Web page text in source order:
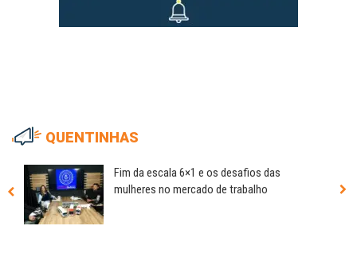
QUENTINHAS
Fim da escala 6×1 e os desafios das
mulheres no mercado de trabalho